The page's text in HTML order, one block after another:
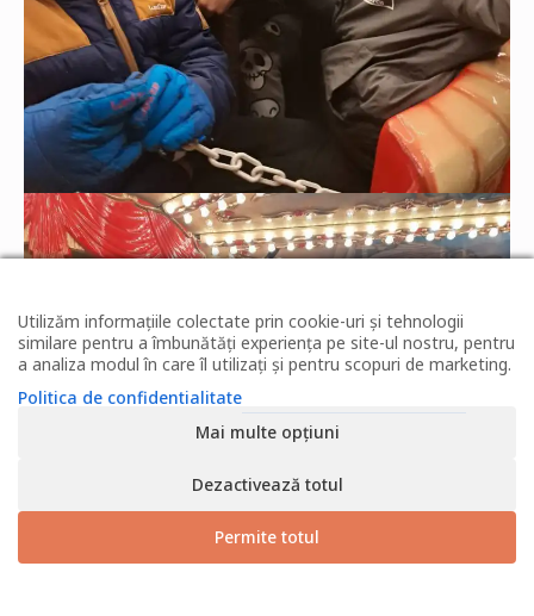
Utilizăm informațiile colectate prin cookie-uri și tehnologii
similare pentru a îmbunătăți experiența pe site-ul nostru, pentru
a analiza modul în care îl utilizați și pentru scopuri de marketing.
Politica de confidentialitate
Mai multe opțiuni
Dezactivează totul
Permite totul